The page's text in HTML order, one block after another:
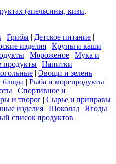
(апельсины, киви,
| Грибы | Детское питание |
изделия | Крупы и каши |
| Мороженое | Мука и
продукты | Напитки
| Овощи и зелень |
блюда | Рыба и морепродукты |
| Спортивное и
и творог | Сырье и приправы
изделия | Шоколад | Ягоды |
список продуктов |